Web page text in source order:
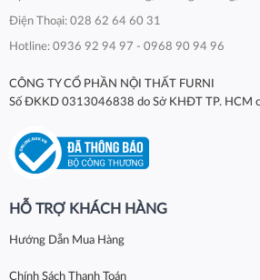
Điện Thoại: 028 62 64 60 31
Hotline: 0936 92 94 97 - 0968 90 94 96
CÔNG TY CỔ PHẦN NỘI THẤT FURNI
Số ĐKKD 0313046838 do Sở KHĐT TP. HCM
HỖ TRỢ KHÁCH HÀNG
Hướng Dẫn Mua Hàng
Chính Sách Thanh Toán